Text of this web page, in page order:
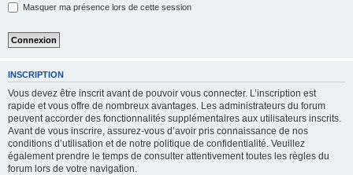
Masquer ma présence lors de cette session
INSCRIPTION
Vous devez être inscrit avant de pouvoir vous connecter. L’inscription est
rapide et vous offre de nombreux avantages. Les administrateurs du forum
peuvent accorder des fonctionnalités supplémentaires aux utilisateurs inscrits.
Avant de vous inscrire, assurez-vous d’avoir pris connaissance de nos
conditions d’utilisation et de notre politique de confidentialité. Veuillez
également prendre le temps de consulter attentivement toutes les règles du
forum lors de votre navigation.